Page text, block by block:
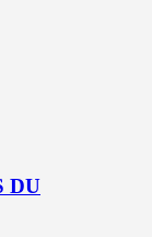
DU